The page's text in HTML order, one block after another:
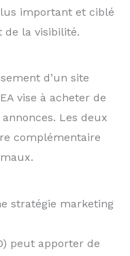
important et ciblé
de la visibilité.
d’un site
vise à acheter de
Les deux
complémentaire
stratégie marketing
peut apporter de